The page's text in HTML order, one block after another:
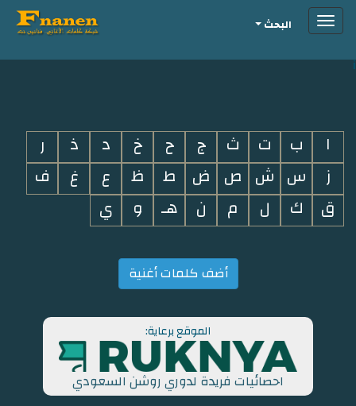
i
Toggleالبحث
ا ب ت ث ج ح خ د ذ
ر
ز
س ش ص ض ط ظ ع غ
ف
ق
ك ل م ن هـ و ي
أضف كلمات أغنية
الموقع برعاية:
احصائيات فريدة لدوري روشن السعودي